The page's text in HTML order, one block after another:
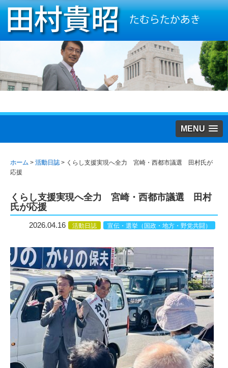
MENU
ホーム > 活動日誌> くらし支援実現へ全力 宮崎・西都市議選 田村氏が
応援
くらし支援実現へ全力 宮崎・西都市議選 田村
氏が応援
2026.04.16 活動日誌 宣伝・選挙（国政・地方・野党共闘）